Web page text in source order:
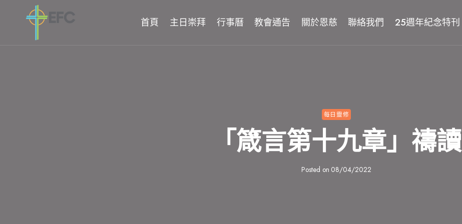
首頁 主日崇拜 行事曆 教會通告 關於恩慈 聯絡我們 25週年紀念特刊
每日靈修
「箴言第十九章」禱讀
Posted on 08/04/2022